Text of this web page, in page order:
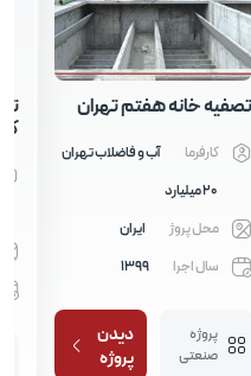
خانه هفتم تهران
کارفرما
آب و فاضلاب تهران
محل پروژ
ایران
سال اجرا
1399
پروژه
صنعتی
دیدن
پروژه
کربلا